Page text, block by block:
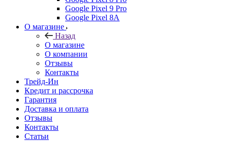
Google Pixel 9 Pro
Google Pixel 8A
О магазине
Назад
О магазине
О компании
Отзывы
Контакты
Трейд-Ин
Кредит и рассрочка
Гарантия
Доставка и оплата
Отзывы
Контакты
Статьи